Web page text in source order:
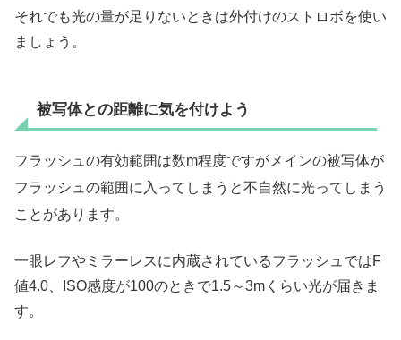
それでも光の量が足りないときは外付けのストロボを使い
ましょう。
被写体との距離に気を付けよう
フラッシュの有効範囲は数m程度ですがメインの被写体が
フラッシュの範囲に入ってしまうと不自然に光ってしまう
ことがあります。
一眼レフやミラーレスに内蔵されているフラッシュではF
値4.0、ISO感度が100のときで1.5～3mくらい光が届きま
す。